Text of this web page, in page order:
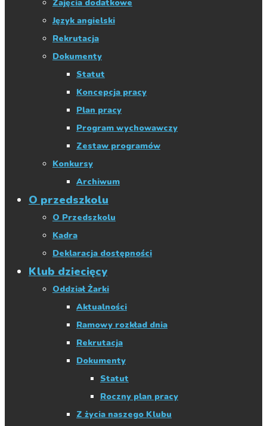
Zajęcia dodatkowe
Język angielski
Rekrutacja
Dokumenty
Statut
Koncepcja pracy
Plan pracy
Program wychowawczy
Zestaw programów
Konkursy
Archiwum
O przedszkolu
O Przedszkolu
Kadra
Deklaracja dostępności
Klub dziecięcy
Oddział Żarki
Aktualności
Ramowy rozkład dnia
Rekrutacja
Dokumenty
Statut
Roczny plan pracy
Z życia naszego Klubu